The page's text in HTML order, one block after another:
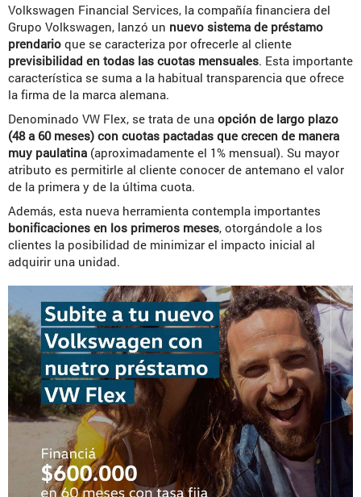
Volkswagen Financial Services, la compañía financiera del
Grupo Volkswagen, lanzó un nuevo sistema de préstamo
prendario que se caracteriza por ofrecerle al cliente
previsibilidad en todas las cuotas mensuales. Esta importante
característica se suma a la habitual transparencia que ofrece
la firma de la marca alemana.
Denominado VW Flex, se trata de una opción de largo plazo
(48 a 60 meses) con cuotas pactadas que crecen de manera
muy paulatina (aproximadamente el 1% mensual). Su mayor
atributo es permitirle al cliente conocer de antemano el valor
de la primera y de la última cuota.
Además, esta nueva herramienta contempla importantes
bonificaciones en los primeros meses, otorgándole a los
clientes la posibilidad de minimizar el impacto inicial al
adquirir una unidad.